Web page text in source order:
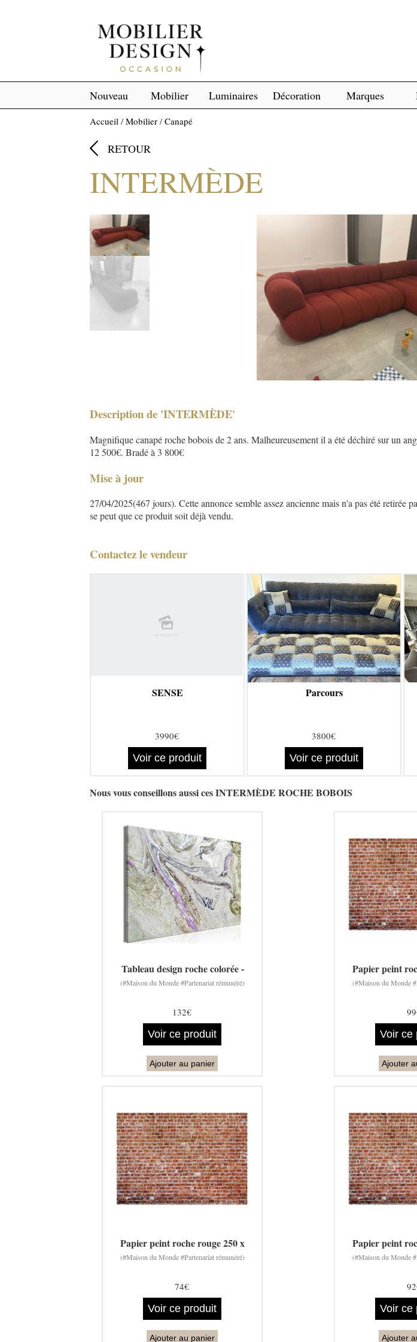
Nouveau Mobilier Luminaires Décoration Marques
Accueil/Mobilier/Canapé
 RETOUR
INTERMÈDE
Description de 'INTERMÈDE'
Magnifique canapé roche bobois de 2 ans. Malheureusement il a été déchiré sur un
12 500€. Bradé à 3 800€
Mise à jour
27/04/2025(467 jours). Cette annonce semble assez ancienne mais n'a pas été retirée
se peut que ce produit soit déjà vendu.
Contactez le vendeur
SENSE
3990€
Voir ce produit
Parcours
3800€
Voir ce produit
Nous vous conseillons aussi ces INTERMÈDE ROCHE BOBOIS
Tableau design roche colorée -
(#Maison du Monde #Partenariat rémunéré)
132€
Voir ce produit
Ajouter au panier
Papier peint
(#Maison du Monde
Voir ce
Ajouter
Papier peint roche rouge 250 x
(#Maison du Monde #Partenariat rémunéré)
74€
Voir ce produit
Ajouter au panier
Papier peint
(#Maison du Monde
Voir ce
Ajouter